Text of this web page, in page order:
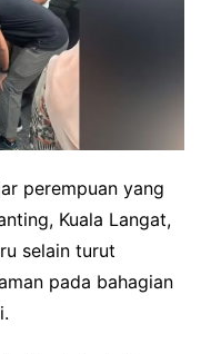
perempuan yang
Kuala Langat,
selain turut
pada bahagian